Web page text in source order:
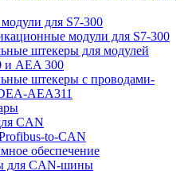
для S7-300
модули для S7-300
штекеры для модулей
и AEA 300
штекеры с проводами-
AEA311
CAN
to-CAN
обеспечение
для CAN-шины